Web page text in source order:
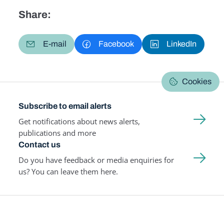
Share:
E-mail Facebook LinkedIn
Cookies
Subscribe to email alerts
Get notifications about news alerts,
publications and more
Contact us
Do you have feedback or media enquiries for
us? You can leave them here.